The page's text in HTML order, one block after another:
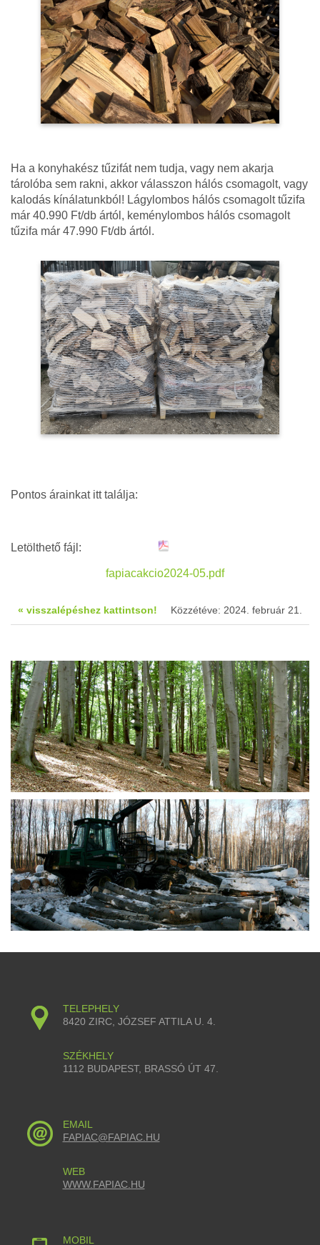
Ha a konyhakész tűzifát nem tudja, vagy nem akarja
tárolóba sem rakni, akkor válasszon hálós csomagolt, vagy
kalodás kínálatunkból! Lágylombos hálós csomagolt tűzifa
már 40.990 Ft/db ártól, keménylombos hálós csomagolt
tűzifa már 47.990 Ft/db ártól.
Pontos árainkat itt találja:
Letölthető fájl:
fapiacakcio2024-05.pdf
« visszalépéshez kattintson! Közzétéve: 2024. február 21.
TELEPHELY
8420 ZIRC, JÓZSEF ATTILA U. 4.
SZÉKHELY
1112 BUDAPEST, BRASSÓ ÚT 47.
EMAIL
FAPIAC@FAPIAC.HU
WEB
WWW.FAPIAC.HU
MOBIL